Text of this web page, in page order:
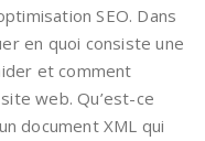
SEO. Dans
en quoi consiste une
et comment
web. Qu’est-ce
document XML qui